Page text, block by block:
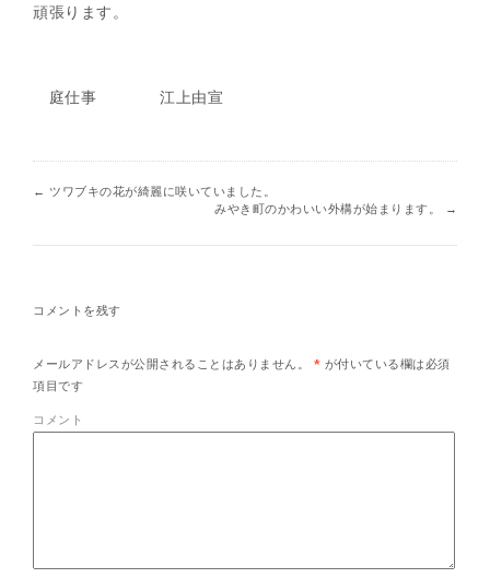
頑張ります。
庭仕事 江上由宣
← ツワブキの花が綺麗に咲いていました。
みやき町のかわいい外構が始まります。
→
コメントを残す
メールアドレスが公開されることはありません。 * が付いている欄は必須
項目です
コメント